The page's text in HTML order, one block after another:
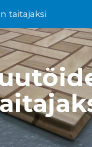
taitajaksi